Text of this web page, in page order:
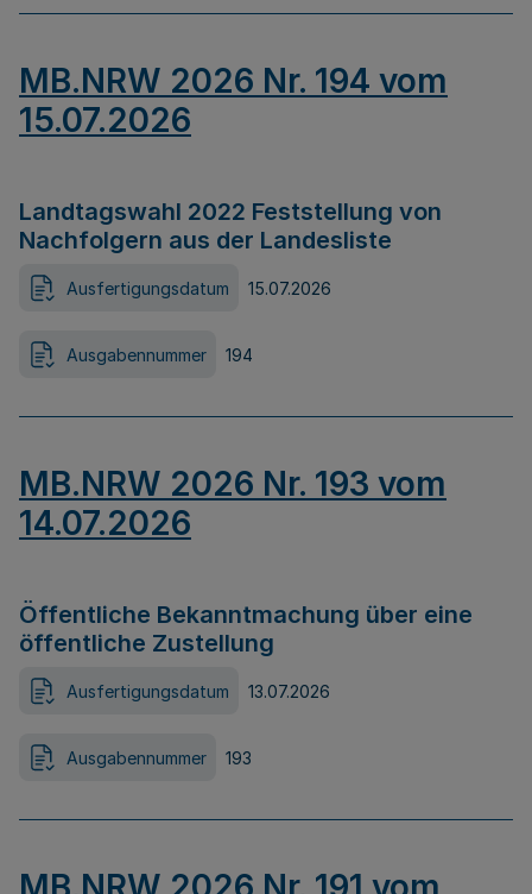
MB.NRW 2026 Nr. 194 vom
15.07.2026
Landtagswahl 2022 Feststellung von
Nachfolgern aus der Landesliste
Ausfertigungsdatum 15.07.2026
Ausgabennummer 194
MB.NRW 2026 Nr. 193 vom
14.07.2026
Öffentliche Bekanntmachung über eine
öffentliche Zustellung
Ausfertigungsdatum 13.07.2026
Ausgabennummer 193